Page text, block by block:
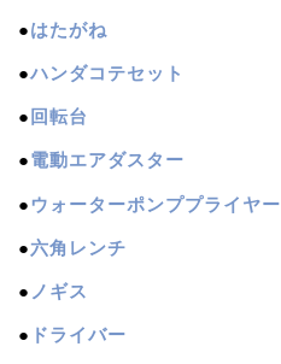
●はたがね
●ハンダコテセット
● 回転台
●電動エアダスター
●ウォーターポンププライヤー
●六角レンチ
● ノギス
● ドライバー